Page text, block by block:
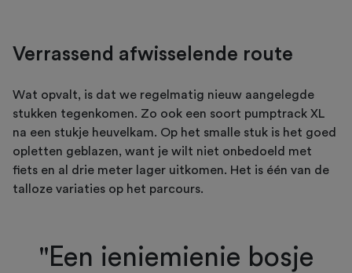
Verrassend afwisselende route
Wat opvalt, is dat we regelmatig nieuw aangelegde
stukken tegenkomen. Zo ook een soort pumptrack XL
na een stukje heuvelkam. Op het smalle stuk is het goed
opletten geblazen, want je wilt niet onbedoeld met
fiets en al drie meter lager uitkomen. Het is één van de
talloze variaties op het parcours.
"Een ieniemienie bosje